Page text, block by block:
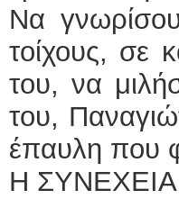
Να
τοίχους, σε
του, να
του,
έπαυλη που
Η